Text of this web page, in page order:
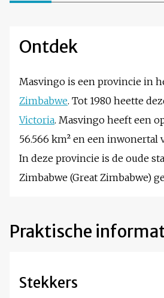
Ontdek
Masvingo is een provincie in
Zimbabwe. Tot 1980 heette
Victoria. Masvingo heeft een
56.566 km² en een inwonertal
In deze provincie is de oude
Zimbabwe (Great Zimbabwe)
Praktische
Stekkers